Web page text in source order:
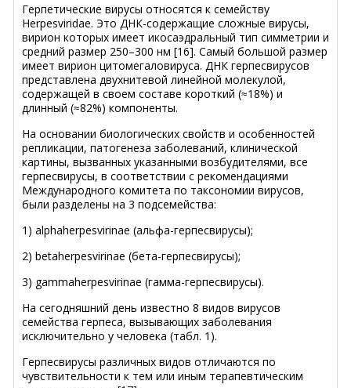
Герпетические вирусы относятся к семейству
Herpesviridae. Это ДНК-содержащие сложные вирусы,
вирион которых имеет икосаэдральный тип симметрии и
средний размер 250–300 нм [16]. Самый большой размер
имеет вирион цитомегаловируса. ДНК герпесвирусов
представлена двухнитевой линейной молекулой,
содержащей в своем составе короткий (≈18%) и
длинный (≈82%) компоненты.
На основании биологических свойств и особенностей
репликации, патогенеза заболеваний, клинической
картины, вызванных указанными возбудителями, все
герпесвирусы, в соответствии с рекомендациями
Международного комитета по таксономии вирусов,
были разделены на 3 подсемейства:
1) alphaherpesvirinae (альфа-герпесвирусы);
2) betaherpesvirinae (бета-герпесвирусы);
3) gammaherpesvirinae (гамма-герпесвирусы).
На сегодняшний день известно 8 видов вирусов
семейства герпеса, вызывающих заболевания
исключительно у человека (табл. 1).
Герпесвирусы различных видов отличаются по
чувствительности к тем или иным терапевтическим